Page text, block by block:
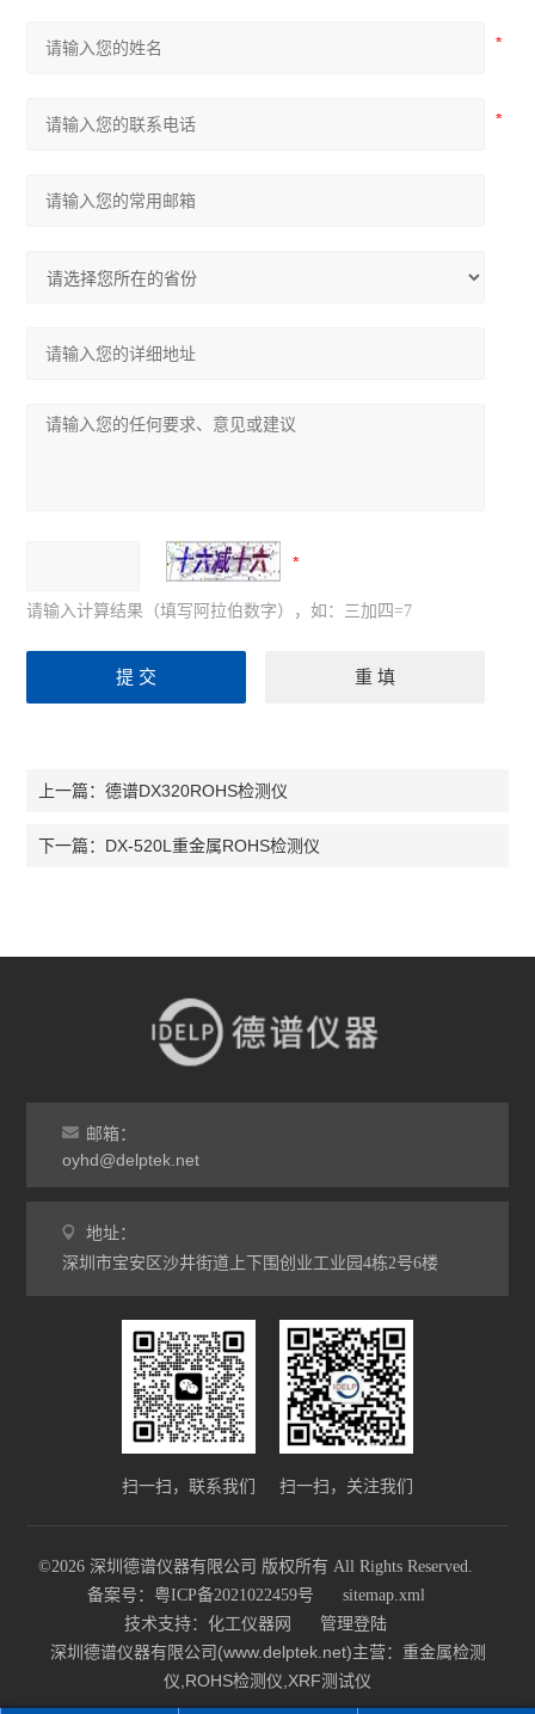
请输入计算结果（填写阿拉伯数字），如：三加四=7
上一篇：德谱DX320ROHS检测仪
下一篇： DX-520L重金属ROHS检测仪
邮箱：
oyhd@delptek.net
地址：
深圳市宝安区沙井街道上下围创业工业园4栋2号6楼
扫一扫，联系我们 扫一扫，关注我们
©2026 深圳德谱仪器有限公司 版权所有 All Rights Reserved.
备案号：粤ICP备2021022459号
sitemap.xml
技术支持： 化工仪器网 管理登陆
深圳德谱仪器有限公司(www.delptek.net)主营：重金属检测
仪,ROHS检测仪,XRF测试仪